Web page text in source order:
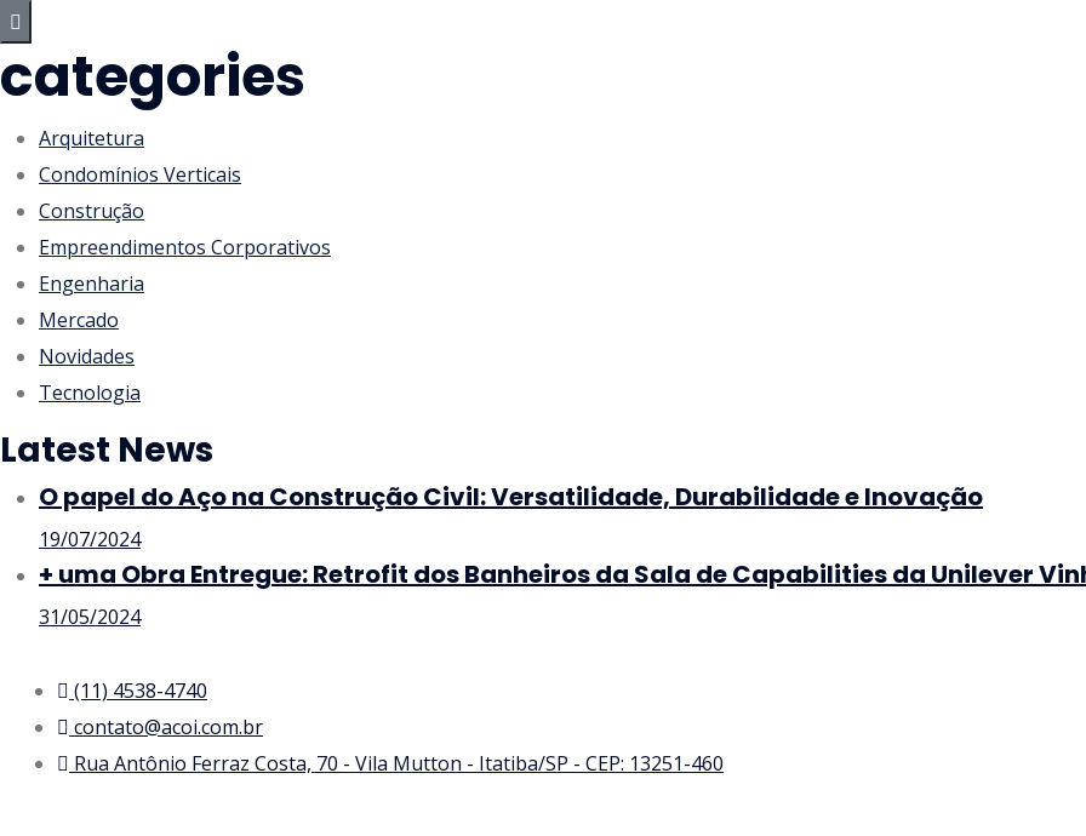
categories
Arquitetura
Condomínios Verticais
Construção
Empreendimentos Corporativos
Engenharia
Mercado
Novidades
Tecnologia
Latest News
O papel do Aço na Construção Civil: Versatilidade, Durabilidade e Inovação
19/07/2024
+ uma Obra Entregue: Retrofit dos Banheiros da Sala de Capabilities da Unilever
31/05/2024
(11) 4538-4740
contato@acoi.com.br
Rua Antônio Ferraz Costa, 70 - Vila Mutton - Itatiba/SP - CEP: 13251-460